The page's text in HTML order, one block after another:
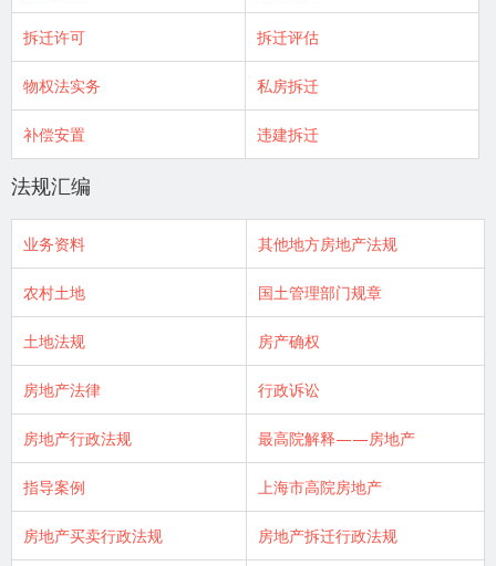
拆迁许可 拆迁评估
物权法实务 私房拆迁
补偿安置 违建拆迁
法规汇编
业务资料 其他地方房地产法规
农村土地 国土管理部门规章
土地法规 房产确权
房地产法律 行政诉讼
房地产行政法规 最高院解释——房地产
指导案例 上海市高院房地产
房地产买卖行政法规 房地产拆迁行政法规